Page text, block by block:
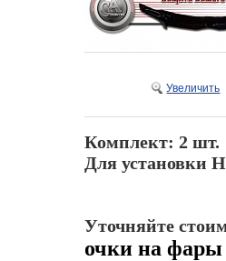
Увеличить
Комплект: 2 шт.
Для установки
Уточняйте
очки на